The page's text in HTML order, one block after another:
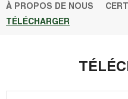
À PROPOS DE NOUS
TÉLÉCHARGER